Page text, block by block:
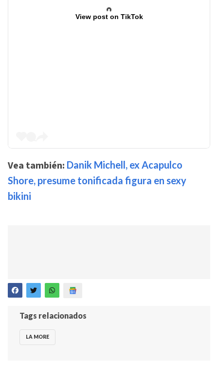
View post on TikTok
Vea también: Danik Michell, ex Acapulco
Shore, presume tonificada figura en sexy
bikini
Tags relacionados
LA MORE